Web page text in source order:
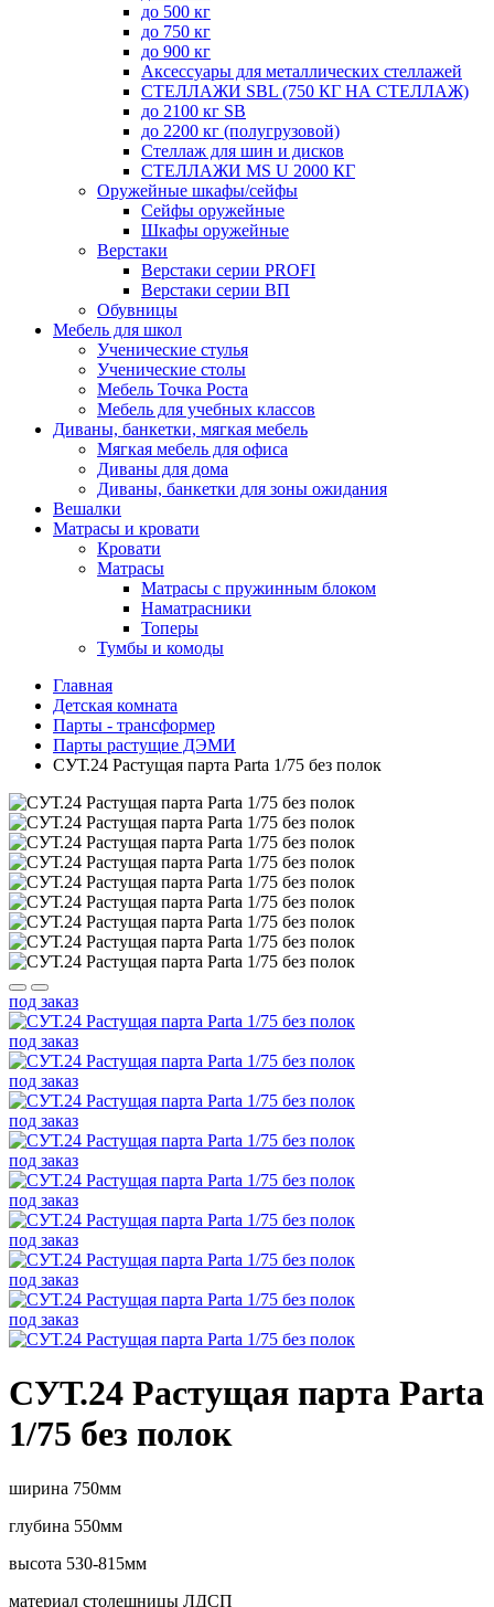
до 500 кг
до 750 кг
до 900 кг
Аксессуары для металлических стеллажей
СТЕЛЛАЖИ SBL (750 КГ НА СТЕЛЛАЖ)
до 2100 кг SB
до 2200 кг (полугрузовой)
Стеллаж для шин и дисков
СТЕЛЛАЖИ MS U 2000 КГ
Оружейные шкафы/сейфы
Сейфы оружейные
Шкафы оружейные
Верстаки
Верстаки серии PROFI
Верстаки серии ВП
Обувницы
Мебель для школ
Ученические стулья
Ученические столы
Мебель Точка Роста
Мебель для учебных классов
Диваны, банкетки, мягкая мебель
Мягкая мебель для офиса
Диваны для дома
Диваны, банкетки для зоны ожидания
Вешалки
Матрасы и кровати
Кровати
Матрасы
Матрасы с пружинным блоком
Наматрасники
Топеры
Тумбы и комоды
Главная
Детская комната
Парты - трансформер
Парты растущие ДЭМИ
СУТ.24 Растущая парта Parta 1/75 без полок
под заказ
под заказ
под заказ
под заказ
под заказ
под заказ
под заказ
под заказ
под заказ
СУТ.24 Растущая парта Parta
1/75 без полок
ширина 750мм
глубина 550мм
высота 530-815мм
материал столешницы ЛДСП